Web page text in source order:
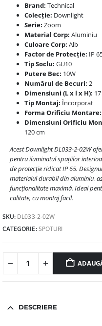
Brand: Technical
Colecție: Downlight
Serie: Zoom
Material Corp: Aluminiu
Culoare Corp: Alb
Factor de Protecție: IP
Tip Soclu: GU10
Putere Bec: 10W
Numărul de Becuri: 2
Dimensiuni (L x l x H):
Tip Montaj: Încorporat
Forma Orificiu Montare:
Dimensiuni Orificiu
120 cm
Acest Downlight DL033-2-02W
pentru iluminatul spațiilor
de protecție ridicat IP 65.
materialul durabil din aluminiu,
funcționalitate maximă. Ideal
calitate, cu montaj facil.
SKU: DL033-2-02W
CATEGORIE:SPOTURI
DESCRIERE